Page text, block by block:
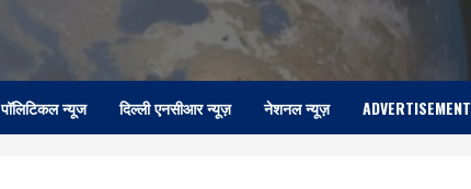
पॉलिटिकल न्यूज दिल्ली एनसीआर न्यूज़ नेशनल न्यूज़ ADVERTISEMENT